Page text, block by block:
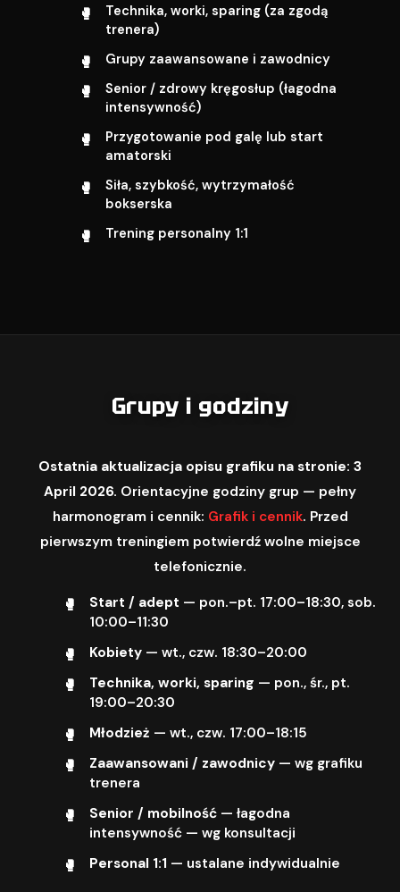
Technika, worki, sparing (za zgodą
trenera)
Grupy zaawansowane i zawodnicy
Senior / zdrowy kręgosłup (łagodna
intensywność)
Przygotowanie pod galę lub start
amatorski
Siła, szybkość, wytrzymałość
bokserska
Trening personalny 1:1
Grupy i godziny
Ostatnia aktualizacja opisu grafiku na stronie: 3
April 2026. Orientacyjne godziny grup — pełny
harmonogram i cennik: Grafik i cennik. Przed
pierwszym treningiem potwierdź wolne miejsce
telefonicznie.
Start / adept — pon.–pt. 17:00–18:30, sob.
10:00–11:30
Kobiety— wt., czw. 18:30–20:00
Technika, worki, sparing — pon., śr., pt.
19:00–20:30
Młodzież — wt., czw. 17:00–18:15
Zaawansowani / zawodnicy— wg grafiku
trenera
Senior / mobilność— łagodna
intensywność — wg konsultacji
Personal 1:1 — ustalane indywidualnie